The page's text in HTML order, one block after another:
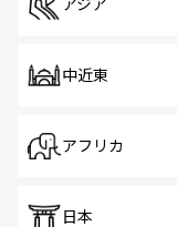
アジア
中近東
アフリカ
日本